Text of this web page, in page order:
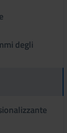
degli